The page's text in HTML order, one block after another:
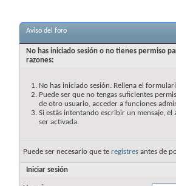
Aviso del foro
No has iniciado sesión o no tienes permiso
razones:
No has iniciado sesión. Rellena el
Puede ser que no tengas suficientes
de otro usuario, acceder a funciones
Si estás intentando escribir un mensaje,
ser activada.
Puede ser necesario que te registres antes de
Iniciar sesión